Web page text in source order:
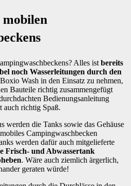
Alles ist bereits
noch Wasserleitungen durch den
Wash in den Einsatz zu nehmen,
Bauteile richtig zusammengefügt
Bedienungsanleitung
auch richtig Spaß.
werden die Tanks sowie das Gehäuse
Campingwaschbecken
werden dafür auch mitgelieferte
Frisch- und Abwassertank
. Wäre auch ziemlich ärgerlich,
geraten würde!